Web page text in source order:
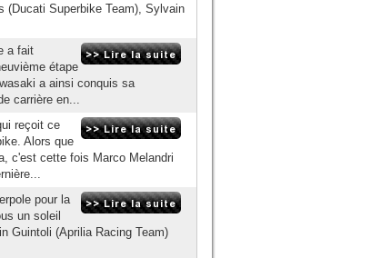
(Ducati Superbike Team), Sylvain
a fait
étape
a ainsi conquis sa
carrière en...
reçoit ce
Alors que
c'est cette fois Marco Melandri
pour la
un soleil
Guintoli (Aprilia Racing Team)